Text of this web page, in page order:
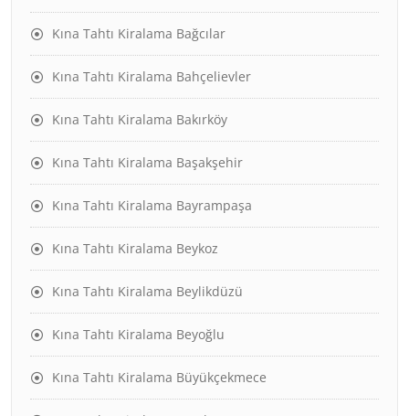
Kına Tahtı Kiralama Bağcılar
Kına Tahtı Kiralama Bahçelievler
Kına Tahtı Kiralama Bakırköy
Kına Tahtı Kiralama Başakşehir
Kına Tahtı Kiralama Bayrampaşa
Kına Tahtı Kiralama Beykoz
Kına Tahtı Kiralama Beylikdüzü
Kına Tahtı Kiralama Beyoğlu
Kına Tahtı Kiralama Büyükçekmece